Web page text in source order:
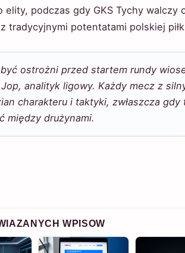
elity, podczas gdy GKS Tychy
tradycyjnymi potentatami polskiej
ostrożni przed startem rundy
analityk ligowy. Każdy mecz z
charakteru i taktyki, zwłaszcza
między drużynami.
WPISOW